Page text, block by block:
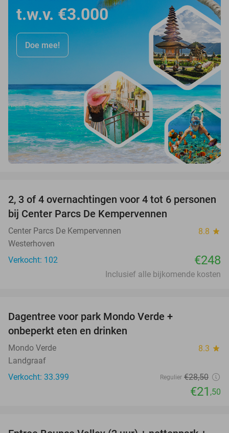
t.w.v. €3.000
Doe mee!
2, 3 of 4 overnachtingen voor 4 tot 6 personen
bij Center Parcs De Kempervennen
Center Parcs De Kempervennen 8.8 star
Westerhoven
Verkocht: 102
€248
Inclusief alle bijkomende kosten
Dagentree voor park Mondo Verde +
onbeperkt eten en drinken
Mondo Verde 8.3 star
Landgraaf
Verkocht: 33.399
Regulier €28,50
€21 ,50